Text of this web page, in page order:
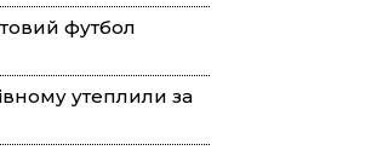
футбол
утеплили за